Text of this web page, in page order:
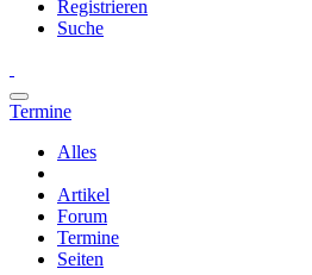
Registrieren
Suche
Termine
Alles
Artikel
Forum
Termine
Seiten